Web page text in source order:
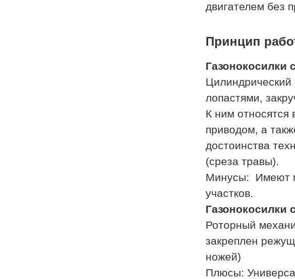
двигателем без
Принцип
лопастями,
К ним относятся
приводом, а
достоинства
(среза травы).
Минусы: Имеют
участков.
Роторный
закреплен
ножей)
Плюсы: